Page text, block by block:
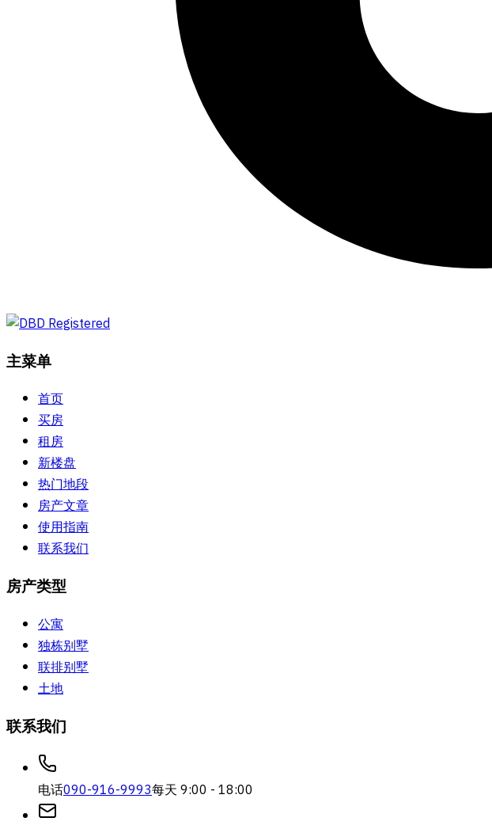
主菜单
首页
买房
租房
新楼盘
热门地段
房产文章
使用指南
联系我们
房产类型
公寓
独栋别墅
联排别墅
土地
联系我们
电话090-916-9993每天 9:00 - 18:00